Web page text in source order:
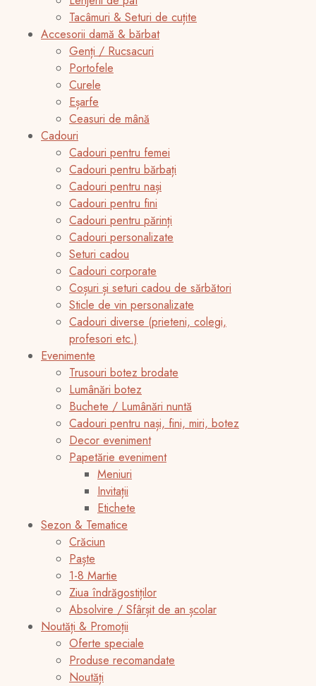
Tacâmuri & Seturi de cuțite
Accesorii damă & bărbat
Genți / Rucsacuri
Portofele
Curele
Eșarfe
Ceasuri de mână
Cadouri
Cadouri pentru femei
Cadouri pentru bărbați
Cadouri pentru nași
Cadouri pentru fini
Cadouri pentru părinți
Cadouri personalizate
Seturi cadou
Cadouri corporate
Coșuri și seturi cadou de sărbători
Sticle de vin personalizate
Cadouri diverse (prieteni, colegi,
profesori etc.)
Evenimente
Trusouri botez brodate
Lumânări botez
Buchete / Lumânări nuntă
Cadouri pentru nași, fini, miri, botez
Decor eveniment
Papetărie eveniment
Meniuri
Invitații
Etichete
Sezon & Tematice
Crăciun
Paște
1-8 Martie
Ziua îndrăgostiților
Absolvire / Sfârșit de an școlar
Noutăți & Promoții
Oferte speciale
Produse recomandate
Noutăți